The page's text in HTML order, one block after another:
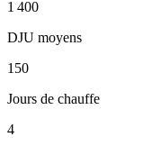
1 400
DJU moyens
150
Jours de chauffe
4